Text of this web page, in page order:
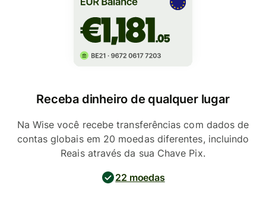
Receba dinheiro de qualquer lugar
Na Wise você recebe transferências com dados de
contas globais em 20 moedas diferentes, incluindo
Reais através da sua Chave Pix.
22 moedas